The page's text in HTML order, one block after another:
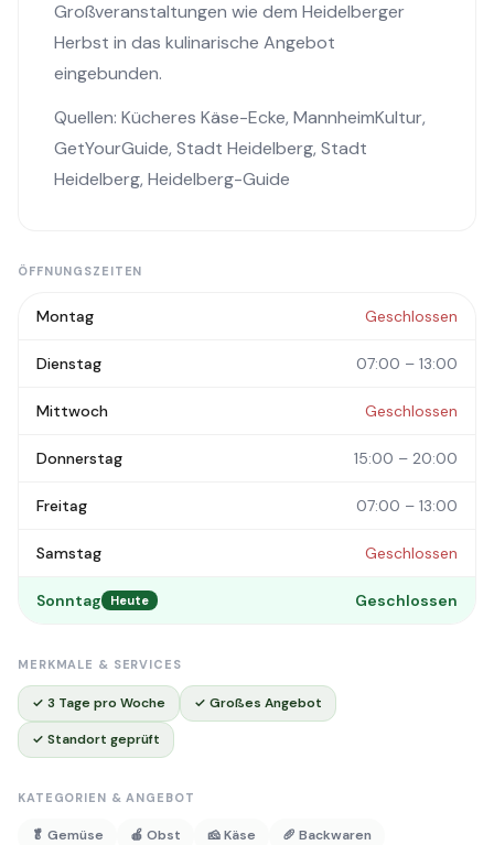
Großveranstaltungen wie dem Heidelberger
Herbst in das kulinarische Angebot
eingebunden.
Quellen: Kücheres Käse-Ecke, MannheimKultur,
GetYourGuide, Stadt Heidelberg, Stadt
Heidelberg, Heidelberg-Guide
ÖFFNUNGSZEITEN
Montag Geschlossen
Dienstag 07:00 – 13:00
Mittwoch Geschlossen
Donnerstag 15:00 – 20:00
Freitag 07:00 – 13:00
Samstag Geschlossen
Sonntag Heute Geschlossen
MERKMALE & SERVICES
✓ 3 Tage pro Woche ✓ Großes Angebot
✓ Standort geprüft
KATEGORIEN & ANGEBOT
🥬 Gemüse 🍎 Obst 🧀 Käse
🥖 Backwaren